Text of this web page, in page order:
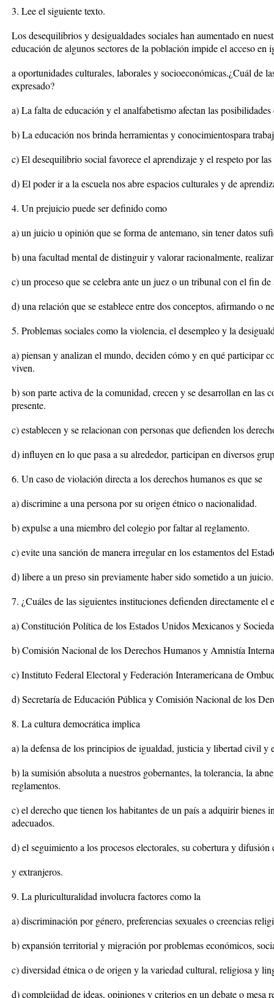
3. Lee el siguiente texto.
Los desequilibrios y desigualdades sociales han aumentado en
educación de algunos sectores de la población impide el acceso en
a oportunidades culturales, laborales y socioeconómicas.¿Cuál de
expresado?
a) La falta de educación y el analfabetismo afectan las
b) La educación nos brinda herramientas y conocimientospara
c) El desequilibrio social favorece el aprendizaje y el respeto por
d) El poder ir a la escuela nos abre espacios culturales y de
4. Un prejuicio puede ser definido como
a) un juicio u opinión que se forma de antemano, sin tener datos
b) una facultad mental de distinguir y valorar racionalmente,
c) un proceso que se celebra ante un juez o un tribunal con el fin
d) una relación que se establece entre dos conceptos, afirmando o
5. Problemas sociales como la violencia, el desempleo y la
a) piensan y analizan el mundo, deciden cómo y en qué participar
viven.
b) son parte activa de la comunidad, crecen y se desarrollan en las
presente.
c) establecen y se relacionan con personas que defienden los
d) influyen en lo que pasa a su alrededor, participan en diversos
6. Un caso de violación directa a los derechos humanos es que se
a) discrimine a una persona por su origen étnico o nacionalidad.
b) expulse a una miembro del colegio por faltar al reglamento.
c) evite una sanción de manera irregular en los estamentos del
d) libere a un preso sin previamente haber sido sometido a un juicio.
7. ¿Cuáles de las siguientes instituciones defienden directamente el
a) Constitución Política de los Estados Unidos Mexicanos y
b) Comisión Nacional de los Derechos Humanos y Amnistía
c) Instituto Federal Electoral y Federación Interamericana de
d) Secretaría de Educación Pública y Comisión Nacional de los
8. La cultura democrática implica
a) la defensa de los principios de igualdad, justicia y libertad civil y
b) la sumisión absoluta a nuestros gobernantes, la tolerancia, la
reglamentos.
c) el derecho que tienen los habitantes de un país a adquirir bienes
adecuados.
d) el seguimiento a los procesos electorales, su cobertura y
y extranjeros.
9. La pluriculturalidad involucra factores como la
a) discriminación por género, preferencias sexuales o creencias
b) expansión territorial y migración por problemas económicos,
c) diversidad étnica o de origen y la variedad cultural, religiosa y
d) complejidad de ideas, opiniones y criterios en un debate o mesa